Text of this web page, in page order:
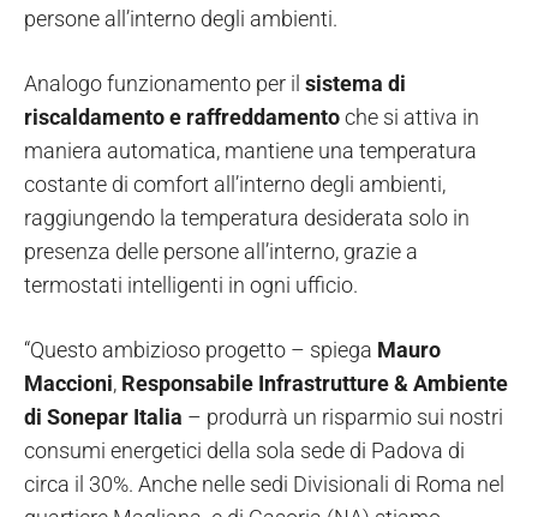
persone all’interno degli ambienti.
Analogo funzionamento per il sistema di
riscaldamento e raffreddamentoche si attiva in
maniera automatica, mantiene una temperatura
costante di comfort all’interno degli ambienti,
raggiungendo la temperatura desiderata solo in
presenza delle persone all’interno, grazie a
termostati intelligenti in ogni ufficio.
“Questo ambizioso progetto – spiega Mauro
Maccioni, Responsabile Infrastrutture & Ambiente
di Sonepar Italia – produrrà un risparmio sui nostri
consumi energetici della sola sede di Padova di
circa il 30%. Anche nelle sedi Divisionali di Roma nel